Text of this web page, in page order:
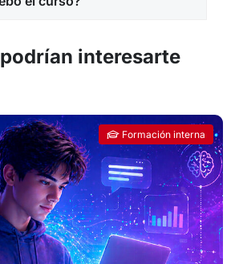
interesarte
Formación interna